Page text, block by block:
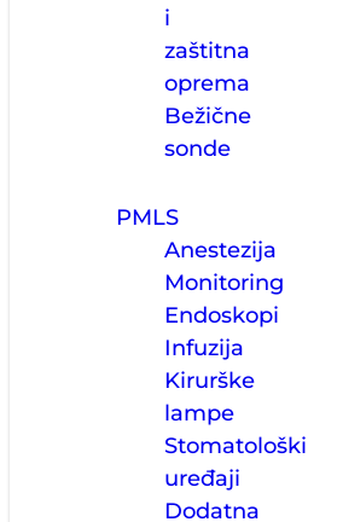
i
zaštitna
oprema
Bežične
sonde
PMLS
Anestezija
Monitoring
Endoskopi
Infuzija
Kirurške
lampe
Stomatološki
uređaji
Dodatna